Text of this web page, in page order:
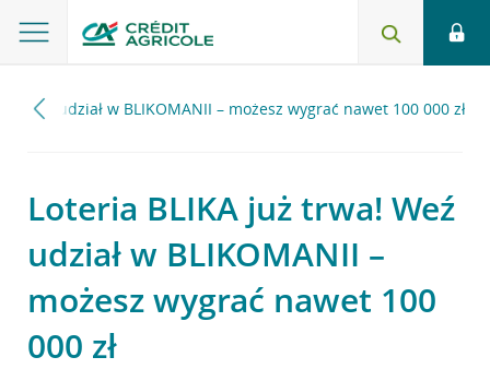
Weź udział w BLIKOMANII – możesz wygrać nawet 100 000 zł
Loteria BLIKA już trwa! Weź
udział w BLIKOMANII –
możesz wygrać nawet 100
000 zł